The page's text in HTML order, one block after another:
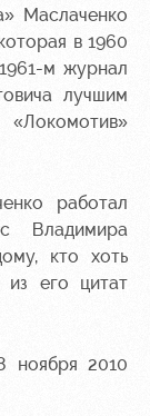
Маслаченко
в 1960
м журнал
лучшим
работал
Владимира
кто хоть
из его цитат
ноября 2010